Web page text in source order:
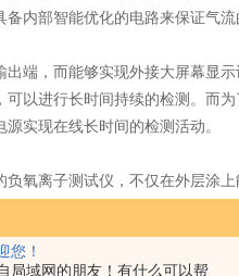
您！
局域网的朋友！有什么可以帮
内部智能优化的电路来保证气
，而能够实现外接大屏幕显示
以进行长时间持续的检测。而
实现在线长时间的检测活动。
离子测试仪，不仅在外层涂上
些优势的负氧离子测试仪可以
低温、高湿度的环境下也能够保
测量准确性高、扩展性强、技